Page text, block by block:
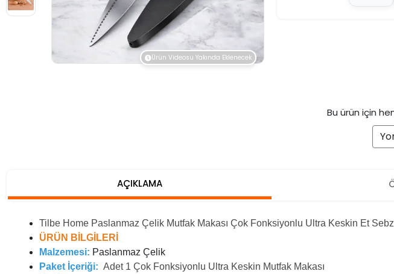
Ürün Videosu Yakında Eklenecek
Bu ürün için
AÇIKLAMA
Tilbe Home Paslanmaz Çelik Mutfak Makası Çok Fonksiyonlu Ultra Keskin Et
ÜRÜN BİLGİLERİ
Malzemesi: Paslanmaz Çelik
Paket İçeriği: Adet 1 Çok Fonksiyonlu Ultra Keskin Mutfak Makası